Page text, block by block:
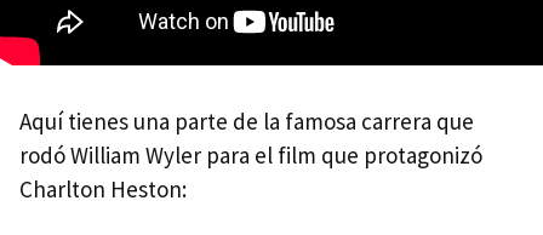
Aquí tienes una parte de la famosa carrera que
rodó William Wyler para el film que protagonizó
Charlton Heston: